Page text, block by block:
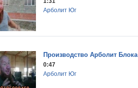
Арболит Юг
Производство Арболит
0:47
Арболит Юг